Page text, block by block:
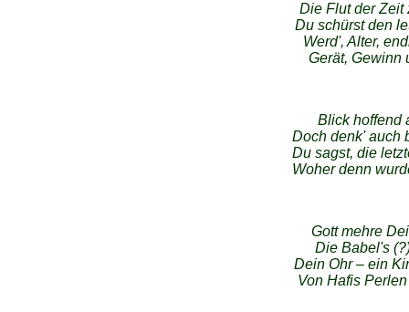
Die Flut der Zeit
Du schürst den
Werd', Alter,
Gerät, Gewinn
Blick hoffend
Doch denk' auch
Du sagst, die
Woher denn
Gott mehre
Die Babel's
Dein Ohr – ein
Von Hafis